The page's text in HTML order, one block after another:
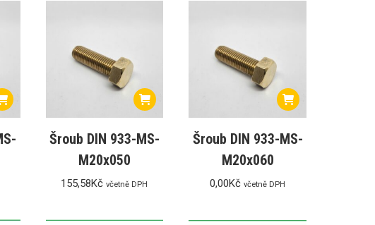
Šroub DIN 933-MS-
M20x050
155,58Kč včetně DPH
Šroub DIN 933-MS-
M20x060
0,00Kč včetně DPH